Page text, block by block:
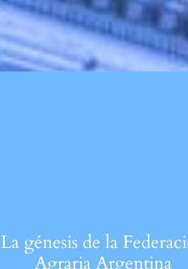
La génesis de la
Agraria Argentina